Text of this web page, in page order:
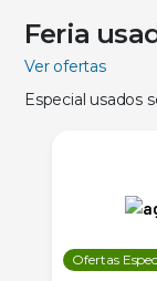
Feria
Ver ofertas
Especial usados
Ofertas